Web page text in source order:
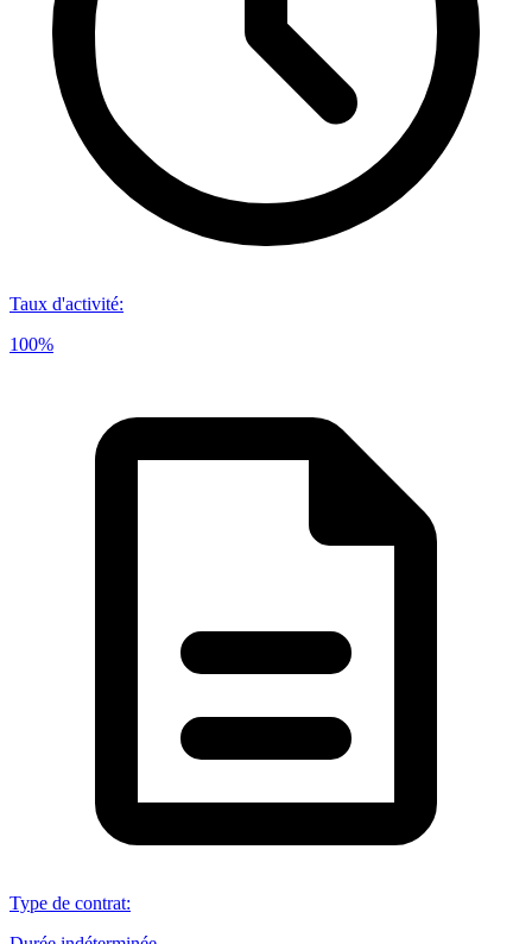
Taux d'activité:
100%
Type de contrat: